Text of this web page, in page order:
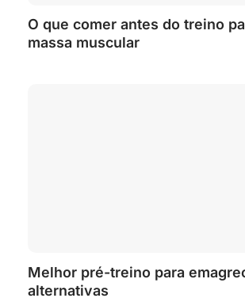
O que comer antes do treino
massa muscular
Melhor pré-treino para
alternativas